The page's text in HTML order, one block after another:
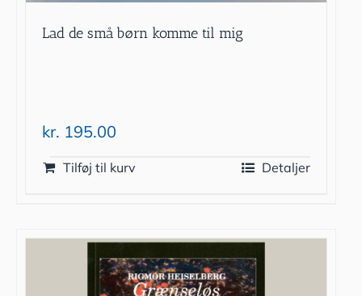
Lad de små børn komme til mig
kr. 195.00
Tilføj til kurv Detaljer